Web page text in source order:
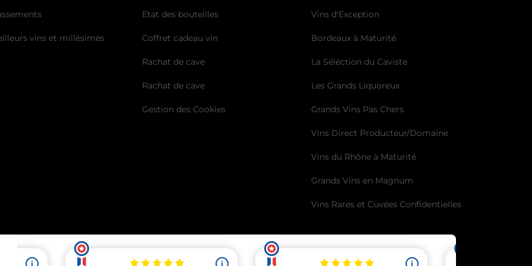
vins et millésimes
Etat des bouteilles
Coffret cadeau vin
Rachat de cave
Rachat de cave
Gestion des Cookies
Vins d'Exception
Bordeaux à Maturité
La Séléction du Caviste
Les Grands Liquoreux
Grands Vins Pas Chers
Vins Direct Producteur/Domaine
Vins du Rhône à Maturité
Grands Vins en Magnum
Vins Rares et Cuvées Confidentielles